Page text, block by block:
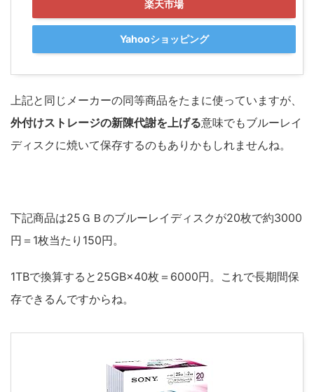
楽天市場
Yahooショッピング
上記と同じメーカーの同等商品をたまに使っていますが、
外付けストレージの新陳代謝を上げる意味でもブルーレイ
ディスクに焼いて保存するのもありかもしれませんね。
下記商品は25ＧＢのブルーレイディスクが20枚で約3000
円＝1枚当たり150円。
1TBで換算すると25GB×40枚＝6000円。これで長期間保
存できるんですからね。